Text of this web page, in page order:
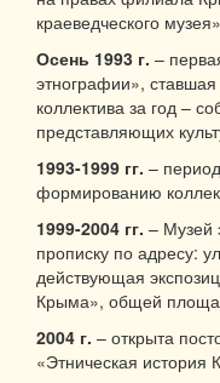
краеведческого
Осень 1993 г. –
этнографии»,
коллектива за год –
представляющих
1993-1999 гг. –
формированию
1999-2004 гг. – Музей
прописку по адресу:
действующая
Крыма», общей
2004 г. – открыта
«Этническая история